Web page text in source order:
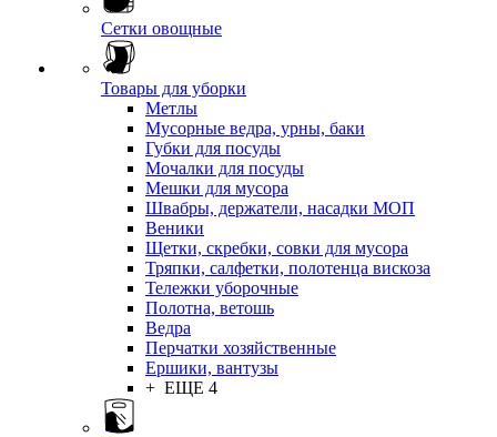
Сетки овощные
Товары для уборки
Метлы
Мусорные ведра, урны, баки
Губки для посуды
Мочалки для посуды
Мешки для мусора
Швабры, держатели, насадки МОП
Веники
Щетки, скребки, совки для мусора
Тряпки, салфетки, полотенца вискоза
Тележки уборочные
Полотна, ветошь
Ведра
Перчатки хозяйственные
Ершики, вантузы
+ ЕЩЕ 4